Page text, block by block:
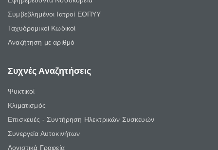
Συμβεβλημένοι Ιατροί ΕΟΠΥΥ
Ταχυδρομικοί Κωδικοί
Αναζήτηση με αριθμό
Συχνές Αναζητήσεις
Ψυκτικοί
Κλιματισμός
Επισκευές - Συντήρηση Ηλεκτρικών Συσκευών
Συνεργεία Αυτοκινήτων
Λογιστικά Γραφεία